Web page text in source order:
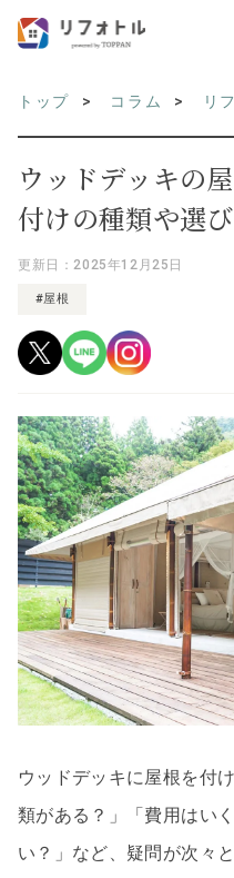
トップ コラム リ
ウッドデッキの
付けの種類や選
更新日：2025年12月25日
#屋根
ウッドデッキに屋根を付
類がある？」「費用はい
い？」など、疑問が次々